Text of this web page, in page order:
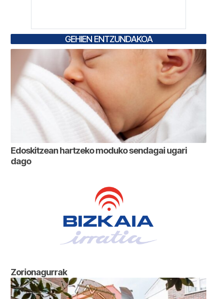
GEHIEN ENTZUNDAKOA
Edoskitzean hartzeko moduko sendagai ugari
dago
Zorionagurrak